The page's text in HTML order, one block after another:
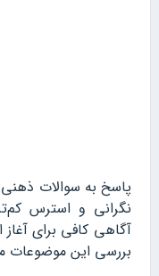
پاسخ به سوالات
نگرانی و استرس
آگاهی کافی برای آغاز
بررسی این موضوعات